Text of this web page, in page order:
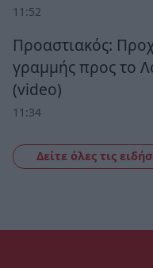
11:52
Προαστιακός:
γραμμής προς το
(video)
11:34
Δείτε όλες τις